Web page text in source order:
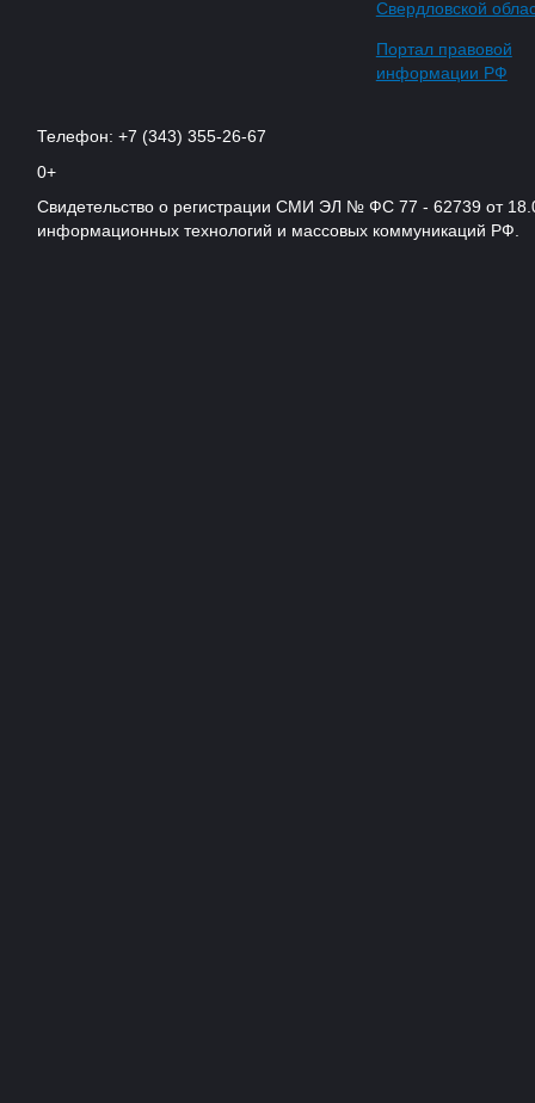
Свердловской
Портал правовой
информации РФ
Телефон: +7 (343) 355-26-67
0+
Свидетельство о регистрации СМИ ЭЛ № ФС 77 - 62739 от
информационных технологий и массовых коммуникаций РФ.